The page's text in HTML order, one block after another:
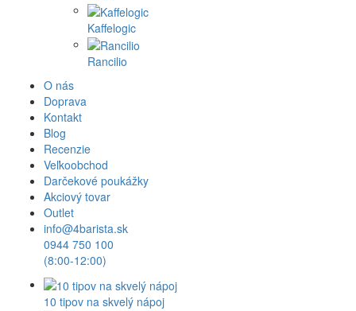
Kaffelogic
Rancilio
O nás
Doprava
Kontakt
Blog
Recenzie
Veľkoobchod
Darčekové poukážky
Akciový tovar
Outlet
info@4barista.sk
0944 750 100
(8:00-12:00)
10 tipov na skvelý nápoj